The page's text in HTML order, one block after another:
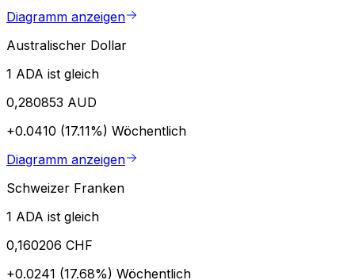
Diagramm anzeigen
Australischer Dollar
1 ADA ist gleich
0,280853 AUD
+0.0410 (17.11%) Wöchentlich
Diagramm anzeigen
Schweizer Franken
1 ADA ist gleich
0,160206 CHF
+0.0241 (17.68%) Wöchentlich